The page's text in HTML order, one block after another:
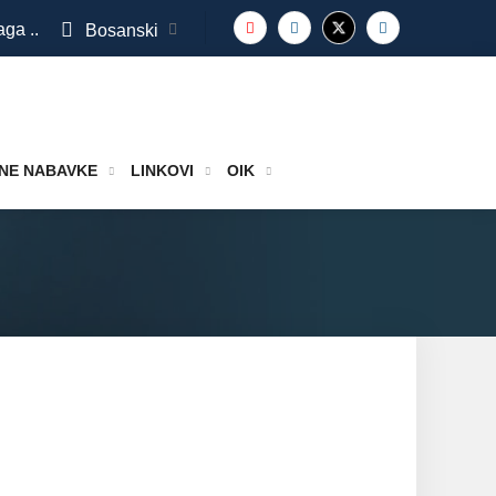
.. Bosanski
NABAVKE LINKOVI OIK